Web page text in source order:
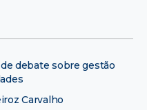
debate sobre gestão
Carvalho